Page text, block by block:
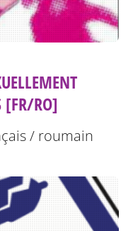
[FR/RO]
/ roumain